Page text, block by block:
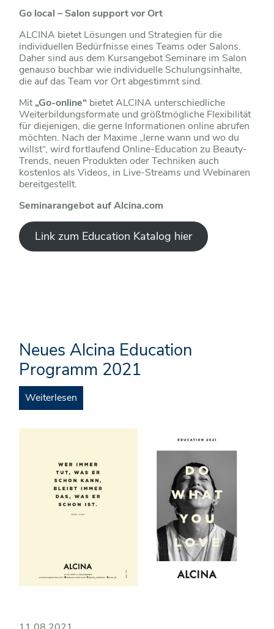
Go local – Salon support vor Ort
ALCINA bietet Lösungen und Strategien für die
individuellen Bedürfnisse eines Teams oder Salons.
Daher sind aus dem Kursangebot Seminare im Salon
genauso buchbar wie individuelle Schulungsinhalte,
die auf das Team vor Ort abgestimmt sind.
Mit„Go-online“ bietet ALCINA unterschiedliche
Weiterbildungsformate und größtmögliche Flexibilität
für diejenigen, die gerne Informationen online abrufen
möchten. Nach der Maxime „lerne wann und wo du
willst“, wird fortlaufend Online-Education zu Beauty-
Trends, neuen Produkten oder Techniken auch
kostenlos als Videos, in Live-Streams und Webinaren
bereitgestellt.
Seminarangebot auf Alcina.com
Link zum Education Katalog hier
Neues Alcina Education
Programm 2021
Weiterlesen